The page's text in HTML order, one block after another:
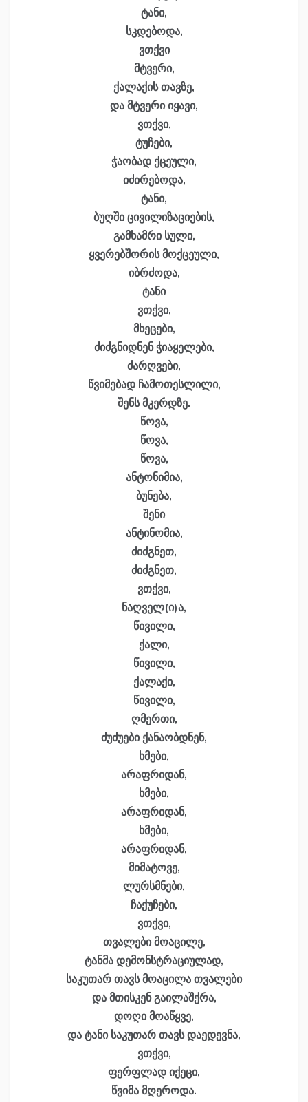
ტანი,
სკდებოდა,
ვთქვი
მტვერი,
ქალაქის თავზე,
და მტვერი იყავი,
ვთქვი,
ტუჩები,
ჭაობად ქცეული,
იძირებოდა,
ტანი,
ბუღში ცივილიზაციების,
გამხამრი სული,
ყვერებშორის მოქცეული,
იბრძოდა,
ტანი
ვთქვი,
მხეცები,
ძიძგნიდნენ ჭიაყელები,
ძარღვები,
წვიმებად ჩამოთესლილი,
შენს მკერდზე.
წოვა,
წოვა,
წოვა,
ანტონიმია,
ბუნება,
შენი
ანტინომია,
ძიძგნეთ,
ძიძგნეთ,
ვთქვი,
ნაღველ(ი)ა,
წივილი,
ქალი,
წივილი,
ქალაქი,
წივილი,
ღმერთი,
ძუძუები ქანაობდნენ,
ხმები,
არაფრიდან,
ხმები,
არაფრიდან,
ხმები,
არაფრიდან,
მიმატოვე,
ლურსმნები,
ჩაქუჩები,
ვთქვი,
თვალები მოაცილე,
ტანმა დემონსტრაციულად,
საკუთარ თავს მოაცილა თვალები
და მთისკენ გაილაშქრა,
დოღი მოაწყვე,
და ტანი საკუთარ თავს დაედევნა,
ვთქვი,
ფერფლად იქეცი,
წვიმა მღეროდა.